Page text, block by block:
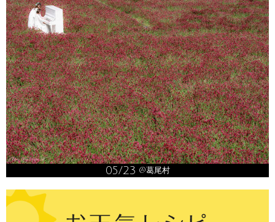
05/23 @葛尾村